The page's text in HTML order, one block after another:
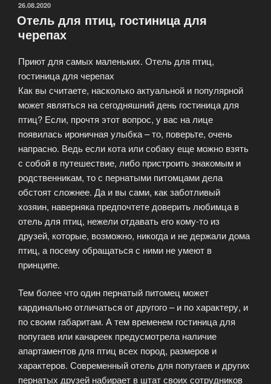
хорьков
домашних
питомцев»
ОПУБЛИКОВАНО
26.08.2020
Отель для птиц, гостиница для
черепах
Приют для самых маленьких. Отель для птиц,
гостиница для черепах
Как вы считаете, насколько актуальной и популярной
может являться на сегодняшний день гостиница для
птиц? Если, прочтя этот вопрос, у вас на лице
появилась ироничная улыбка – то, поверьте, очень
напрасно. Ведь если кота или собаку еще можно взять
с собой в путешествие, либо пристроить знакомым и
родственникам, то с пернатыми питомцами дела
обстоят сложнее. Да и вы сами, как заботливый
хозяин, наверняка предпочтете доверить любимца в
отель для птиц, нежели отдавать его кому-то из
друзей, которые, возможно, никогда и не держали дома
птиц, а посему обращаться с ними не умеют в
принципе.
Тем более что один пернатый питомец может
кардинально отличаться от другого – и по характеру, и
по своим габаритам. А тем временем гостиница для
попугаев или канареек предусмотрела наличие
апартаментов для птиц всех пород, размеров и
характеров. Современный отель для попугаев и других
пернатых друзей набирает в штат своих сотрудников